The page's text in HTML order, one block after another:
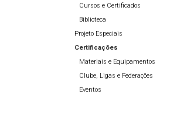
Cursos e Certificados
Biblioteca
Projeto Especiais
Certificações
Materiais e Equipamentos
Clube, Ligas e Federações
Eventos